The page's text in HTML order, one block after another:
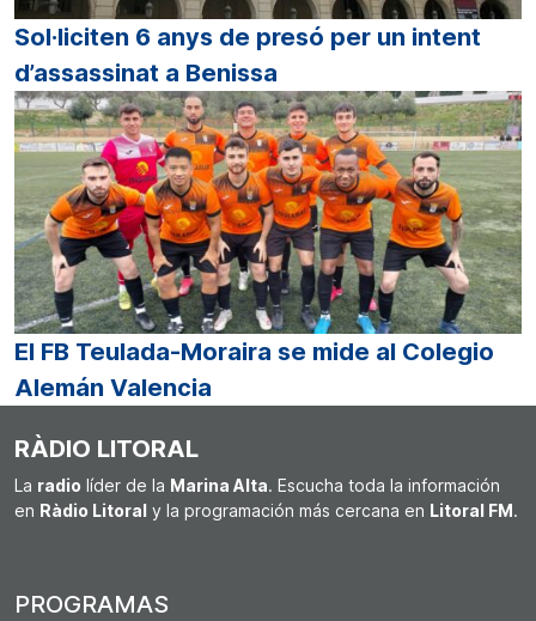
Sol·liciten 6 anys de presó per un intent
d’assassinat a Benissa
El FB Teulada-Moraira se mide al Colegio
Alemán Valencia
RÀDIO LITORAL
La radio líder de la Marina Alta. Escucha toda la información
en Ràdio Litoral y la programación más cercana en Litoral FM.
PROGRAMAS